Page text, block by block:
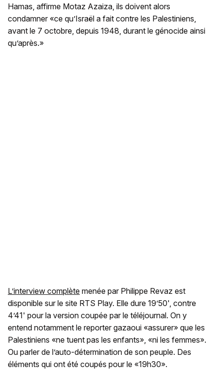
Hamas, affirme Motaz Azaiza, ils doivent alors
condamner «ce qu’Israël a fait contre les Palestiniens,
avant le 7 octobre, depuis 1948, durant le génocide ainsi
qu’après.»
L’interview complète menée par Philippe Revaz est
disponible sur le site RTS Play. Elle dure 19’50', contre
4’41' pour la version coupée par le téléjournal. On y
entend notamment le reporter gazaoui «assurer» que les
Palestiniens «ne tuent pas les enfants», «ni les femmes».
Ou parler de l’auto-détermination de son peuple. Des
éléments qui ont été coupés pour le «19h30».